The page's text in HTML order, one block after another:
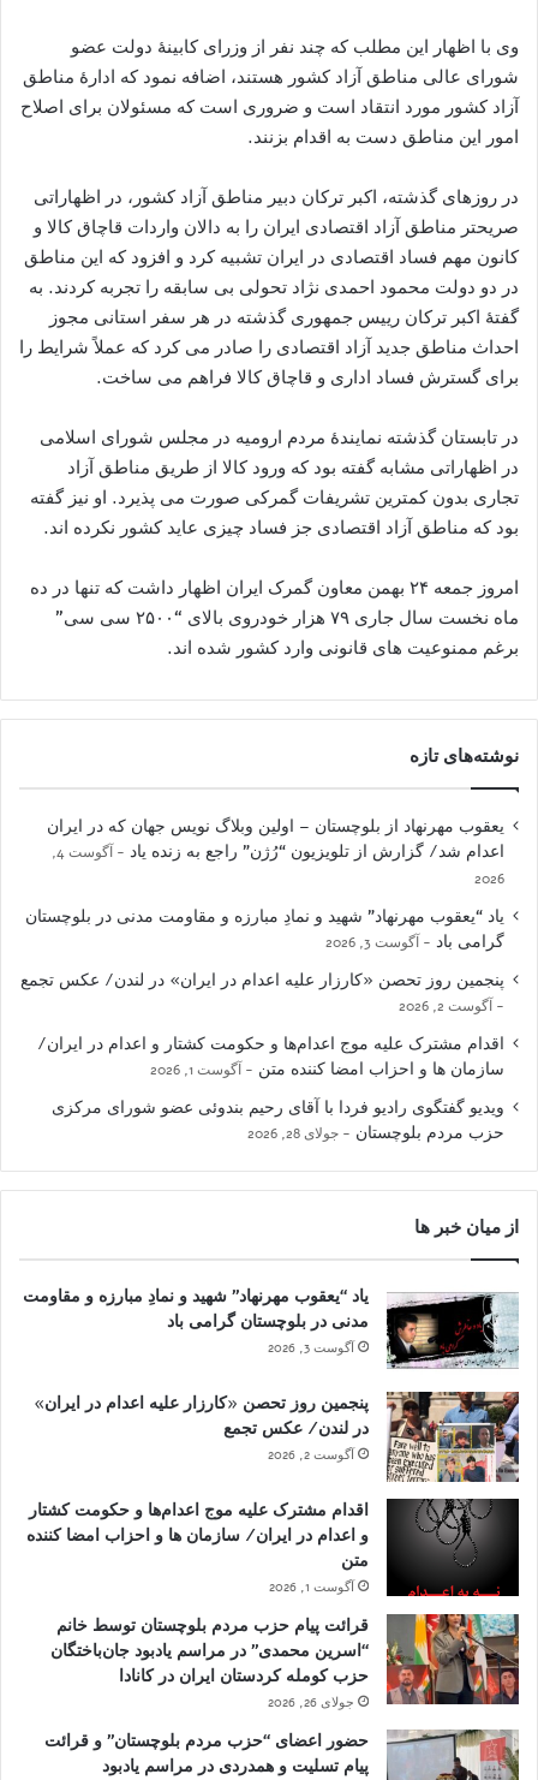
وی با اظهار این مطلب که چند نفر از وزرای کابینۀ دولت عضو
شورای عالی مناطق آزاد کشور هستند، اضافه نمود که ادارۀ مناطق
آزاد کشور مورد انتقاد است و ضروری است که مسئولان برای اصلاح
امور این مناطق دست به اقدام بزنند.
در روزهای گذشته، اکبر ترکان دبیر مناطق آزاد کشور، در اظهاراتی
صریحتر مناطق آزاد اقتصادی ایران را به دالان واردات قاچاق کالا و
کانون مهم فساد اقتصادی در ایران تشبیه کرد و افزود که این مناطق
در دو دولت محمود احمدی نژاد تحولی بی سابقه را تجربه کردند. به
گفتۀ اکبر ترکان رییس جمهوری گذشته در هر سفر استانی مجوز
احداث مناطق جدید آزاد اقتصادی را صادر می کرد که عملاً شرایط را
برای گسترش فساد اداری و قاچاق کالا فراهم می ساخت.
در تابستان گذشته نمایندۀ مردم ارومیه در مجلس شورای اسلامی
در اظهاراتی مشابه گفته بود که ورود کالا از طریق مناطق آزاد
تجاری بدون کمترین تشریفات گمرکی صورت می پذیرد. او نیز گفته
بود که مناطق آزاد اقتصادی جز فساد چیزی عاید کشور نکرده اند.
امروز جمعه ۲۴ بهمن معاون گمرک ایران اظهار داشت که تنها در ده
ماه نخست سال جاری ۷۹ هزار خودروی بالای “۲۵۰۰ سی سی”
برغم ممنوعیت های قانونی وارد کشور شده اند.
نوشته‌های تازه
یعقوب مهرنهاد از بلوچستان – اولین وبلاگ نویس جهان که در ایران
اعدام شد/ گزارش از تلویزیون “رُژن” راجع به زنده یاد
آگوست 4,
2026
یاد “یعقوب مهرنهاد” شهید و نمادِ مبارزه و مقاومت مدنی در بلوچستان
گرامی باد
آگوست 3, 2026
پنجمین روز تحصن «کارزار علیه اعدام در ایران» در لندن/ عکس تجمع
آگوست 2, 2026
اقدام مشترک علیه موج اعدام‌ها و حکومت کشتار و اعدام در ایران/
سازمان ها و احزاب امضا کننده متن
آگوست 1, 2026
ویدیو گفتگوی رادیو فردا با آقای رحیم بندوئی عضو شورای مرکزی
حزب مردم بلوچستان
جولای 28, 2026
از میان خبر ها
یاد “یعقوب مهرنهاد” شهید و نمادِ مبارزه و مقاومت
مدنی در بلوچستان گرامی باد
آگوست 3, 2026
پنجمین روز تحصن «کارزار علیه اعدام در ایران»
در لندن/ عکس تجمع
آگوست 2, 2026
اقدام مشترک علیه موج اعدام‌ها و حکومت کشتار
و اعدام در ایران/ سازمان ها و احزاب امضا کننده
متن
آگوست 1, 2026
قرائت پیام حزب مردم بلوچستان توسط خانم
“اسرین محمدی” در مراسم یادبود جان‌باختگان
حزب کومله کردستان ایران در کانادا
جولای 26, 2026
حضور اعضای “حزب مردم بلوچستان” و قرائت
پیام تسلیت و همدردی در مراسم یادبود